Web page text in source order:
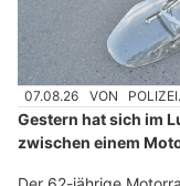
07.08.26 VON
Gestern hat sich im
zwischen einem